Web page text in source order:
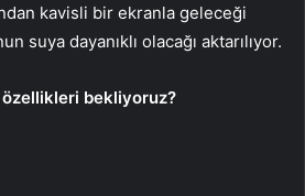
kavisli bir ekranla geleceği
suya dayanıklı olacağı aktarılıyor.
özellikleri bekliyoruz?